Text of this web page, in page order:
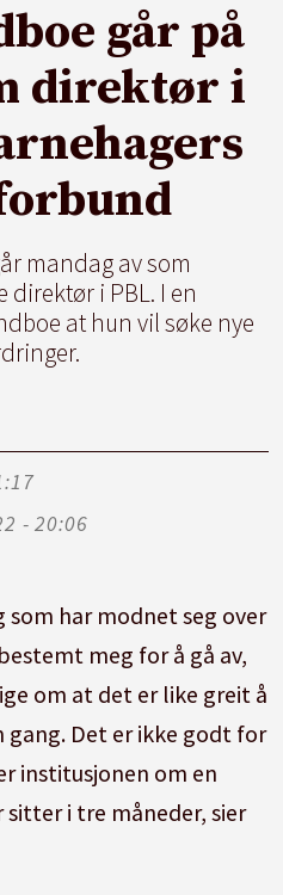
går på
direktør i
mandag av som
i PBL. I en
at hun vil søke nye
- 20:06
har modnet seg over
meg for å gå av,
om at det er like greit å
gang. Det er ikke godt for
institusjonen om en
i tre måneder, sier